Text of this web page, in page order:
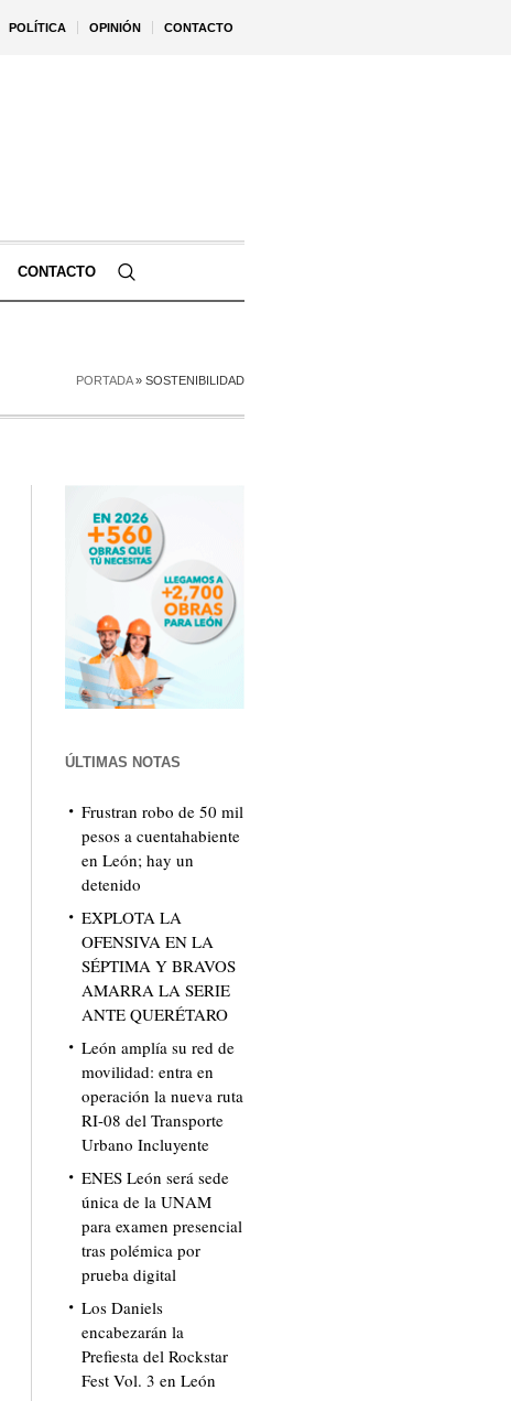
POLÍTICA OPINIÓN CONTACTO
CONTACTO
PORTADA» SOSTENIBILIDAD
ÚLTIMAS NOTAS
Frustran robo de 50 mil
pesos a cuentahabiente
en León; hay un
detenido
EXPLOTA LA
OFENSIVA EN LA
SÉPTIMA Y BRAVOS
AMARRA LA SERIE
ANTE QUERÉTARO
León amplía su red de
movilidad: entra en
operación la nueva ruta
RI-08 del Transporte
Urbano Incluyente
ENES León será sede
única de la UNAM
para examen presencial
tras polémica por
prueba digital
Los Daniels
encabezarán la
Prefiesta del Rockstar
Fest Vol. 3 en León